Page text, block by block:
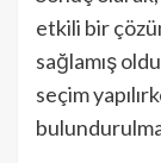
etkili bir
sağlamış
seçim